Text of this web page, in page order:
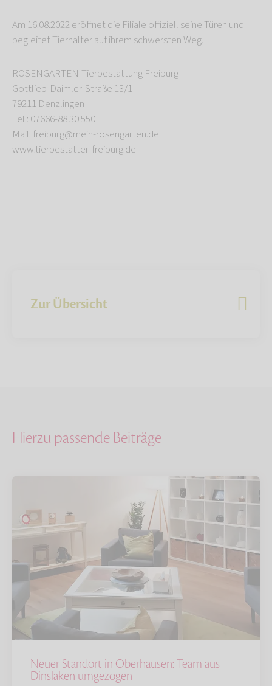
Am 16.08.2022 eröffnet die Filiale offiziell seine Türen und
begleitet Tierhalter auf ihrem schwersten Weg.
ROSENGARTEN-Tierbestattung Freiburg
Gottlieb-Daimler-Straße 13/1
79211 Denzlingen
Tel.: 07666-88 30 550
Mail: freiburg@mein-rosengarten.de
www.tierbestatter-freiburg.de
Zur Übersicht
Hierzu passende Beiträge
Neuer Standort in Oberhausen: Team aus
Dinslaken umgezogen